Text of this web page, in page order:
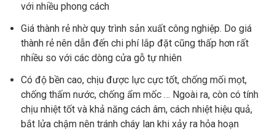
với nhiều phong cách
Giá thành rẻ nhờ quy trình sản xuất công nghiệp. Do giá
thành rẻ nên dẫn đến chi phí lắp đặt cũng thấp hơn rất
nhiều so với các dòng cửa gỗ tự nhiên
Có độ bền cao, chịu được lực cực tốt, chống mối mọt,
chống thấm nước, chống ẩm mốc … Ngoài ra, còn có tính
chịu nhiệt tốt và khả năng cách âm, cách nhiệt hiệu quả,
bắt lửa chậm nên tránh cháy lan khi xảy ra hỏa hoạn